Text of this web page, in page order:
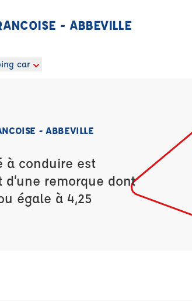
- ABBEVILLE
car
- ABBEVILLE
à conduire est
remorque dont
égale à 4,25